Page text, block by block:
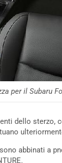
per il Subaru
dello sterzo,
sono abbinati a